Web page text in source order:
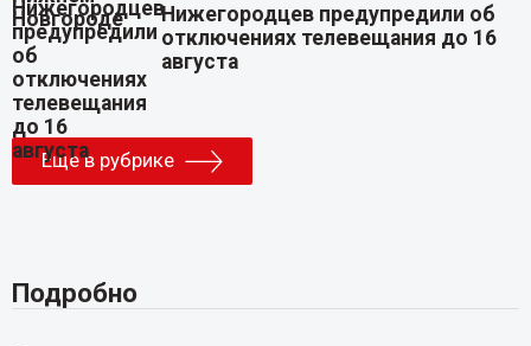
Нижегородцев предупредили об
отключениях телевещания до 16
августа
Еще в рубрике
Подробно